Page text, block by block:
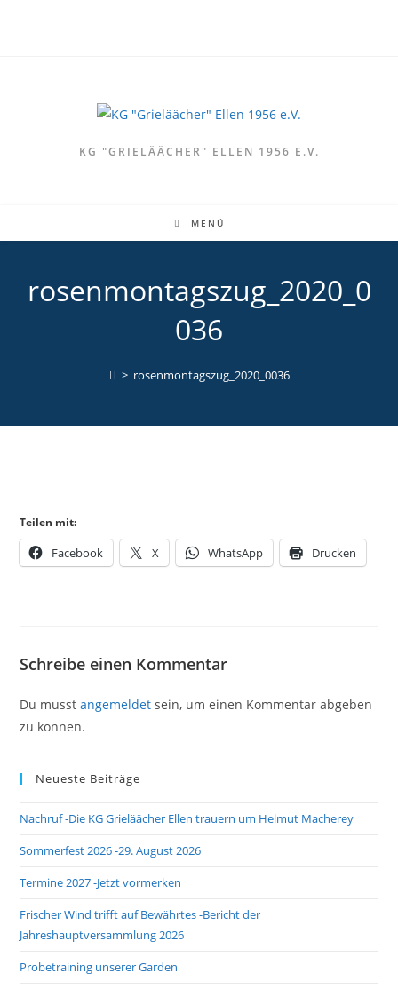
KG "GRIELÄÄCHER" ELLEN 1956 E.V.
MENÜ
rosenmontagszug_2020_0
036
> rosenmontagszug_2020_0036
Teilen mit:
Facebook X WhatsApp Drucken
Schreibe einen Kommentar
Du musstangemeldet sein, um einen Kommentar abgeben
zu können.
Neueste Beiträge
Nachruf -Die KG Grieläächer Ellen trauern um Helmut Macherey
Sommerfest 2026 -29. August 2026
Termine 2027 -Jetzt vormerken
Frischer Wind trifft auf Bewährtes -Bericht der
Jahreshauptversammlung 2026
Probetraining unserer Garden